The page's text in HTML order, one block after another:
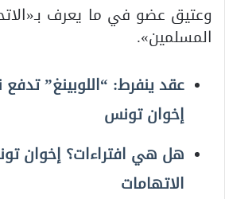
وعتيق عضو في ما يعرف
المسلمين».
عقد ينفرط: “اللوبينغ”
إخوان تونس
هل هي افتراءات؟ إخوان
الاتهامات